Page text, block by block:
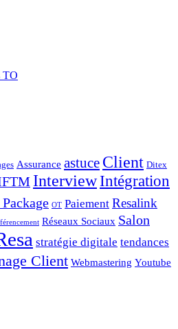
TO
Assurance astuce Client Ditex
InterviewIntégration
OT Paiement Resalink
Réseaux Sociaux Salon
stratégie digitale tendances
Client Webmastering Youtube